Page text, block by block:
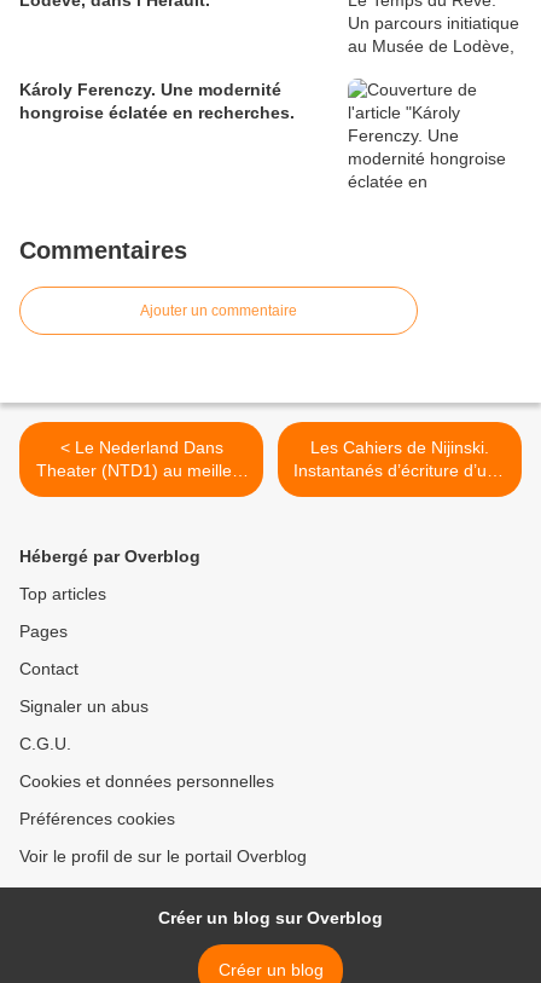
Károly Ferenczy. Une modernité
hongroise éclatée en recherches.
Commentaires
Ajouter un commentaire
< Le Nederland Dans
Theater (NTD1) au meilleur
de sa forme avec Tao Ye et
Les Cahiers de Nijinski.
Instantanés d’écriture d’une
raison qui sombre. >
Hébergé par Overblog
Top articles
Pages
Contact
Signaler un abus
C.G.U.
Cookies et données personnelles
Préférences cookies
Voir le profil de sur le portail Overblog
Créer un blog sur Overblog
Créer un blog